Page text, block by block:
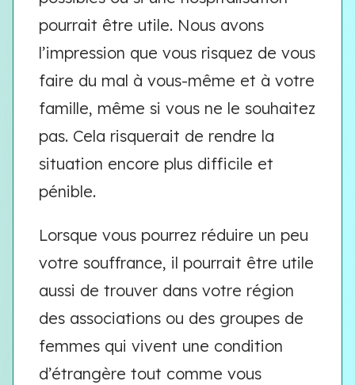
pourrait être utile. Nous avons
l’impression que vous risquez de vous
faire du mal à vous-même et à votre
famille, même si vous ne le souhaitez
pas. Cela risquerait de rendre la
situation encore plus difficile et
pénible.
Lorsque vous pourrez réduire un peu
votre souffrance, il pourrait être utile
aussi de trouver dans votre région
des associations ou des groupes de
femmes qui vivent une condition
d’étrangère tout comme vous